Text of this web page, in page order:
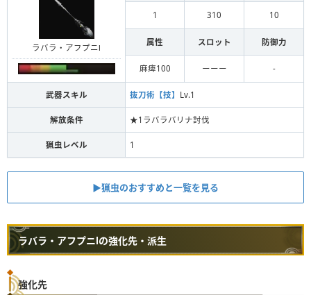
ラバラ・アフプニⅠ
1 310 10
属性 スロット 防御力
麻痺100 ーーー -
武器スキル 抜刀術【技】 Lv.1
解放条件 ★1ラバラバリナ討伐
猟虫レベル 1
▶︎猟虫のおすすめと一覧を見る
ラバラ・アフプニⅠの強化先・派生
強化先